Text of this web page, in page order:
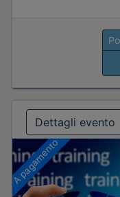
Dettagli evento
A pagamento